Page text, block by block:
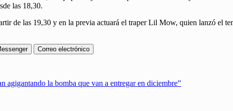
las 18,30.
de las 19,30 y en la previa actuará el traper Lil Mow, quien lanzó el
Correo electrónico
la bomba que van a entregar en diciembre”